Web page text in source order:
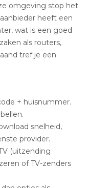
omgeving stop het
heeft een
wat is een goed
als routers,
tref je een
+ huisnummer.
snelheid,
provider.
(uitzending
of TV-zenders